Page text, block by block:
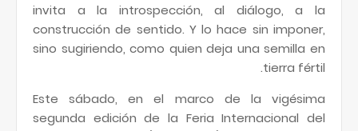
invita a la introspección, al diálogo, a la
construcción de sentido. Y lo hace sin imponer,
sino sugiriendo, como quien deja una semilla en
tierra fértil.
Este sábado, en el marco de la vigésima
segunda edición de la Feria Internacional del